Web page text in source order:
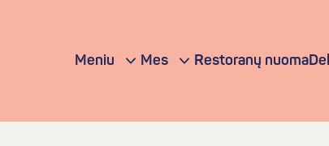
Meniu Mes Restoranų nuoma